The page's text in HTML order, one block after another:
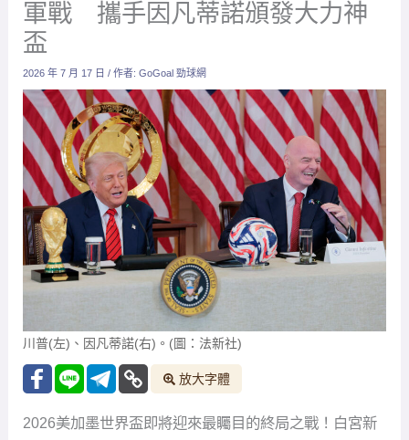
軍戰 攜手因凡蒂諾頒發大力神
盃
2026 年 7 月 17 日/ 作者:GoGoal 勁球網
川普(左)、因凡蒂諾(右)。(圖：法新社)
放大字體
2026美加墨世界盃即將迎來最矚目的終局之戰！白宮新